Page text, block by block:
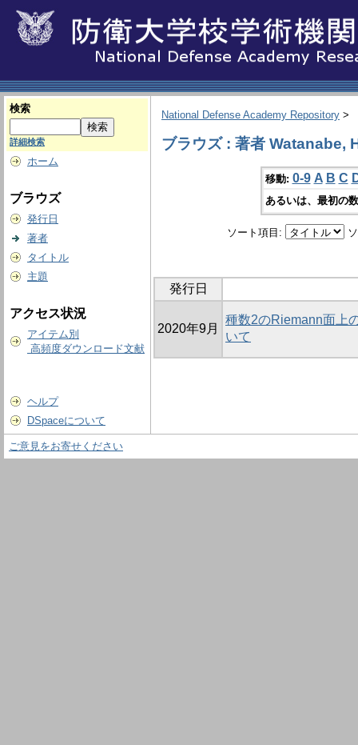
検索
詳細検索
ホーム
ブラウズ
発行日
著者
タイトル
主題
アクセス状況
アイテム別
高頻度ダウンロード文献
ヘルプ
DSpaceについて
National Defense Academy Repository >
ブラウズ : 著者 Watanabe,
移動: 0-9 A B C
あるいは、最初の
ソート項目:
発行日
2020年9月
種数2のRiemann面上
いて
ご意見をお寄せください